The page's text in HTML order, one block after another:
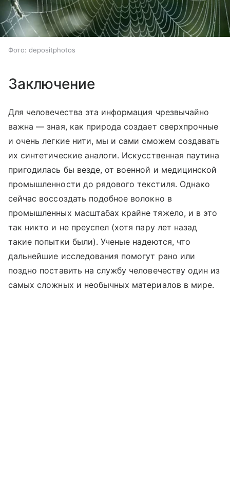
Фото: depositphotos
Заключение
Для человечества эта информация чрезвычайно
важна — зная, как природа создает сверхпрочные
и очень легкие нити, мы и сами сможем создавать
их синтетические аналоги. Искусственная паутина
пригодилась бы везде, от военной и медицинской
промышленности до рядового текстиля. Однако
сейчас воссоздать подобное волокно в
промышленных масштабах крайне тяжело, и в это
так никто и не преуспел (хотя пару лет назад
такие попытки были). Ученые надеются, что
дальнейшие исследования помогут рано или
поздно поставить на службу человечеству один из
самых сложных и необычных материалов в мире.